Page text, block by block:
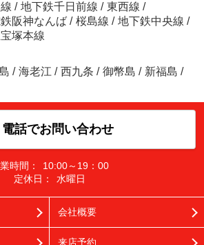
/ 地下鉄千日前線 / 東西線 /
阪神なんば / 桜島線 / 地下鉄中央線 /
塚本線
/ 海老江 / 西九条 / 御幣島 / 新福島 /
電話でお問い合わせ
時間：
10:00～19：00
定休日：
水曜日
会社概要
来店予約